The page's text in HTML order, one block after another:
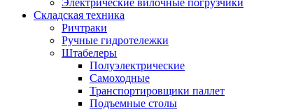
Складская техника
Ричтраки
Ручные гидротележки
Штабелеры
Полуэлектрические
Самоходные
Транспортировщики паллет
Подъемные столы